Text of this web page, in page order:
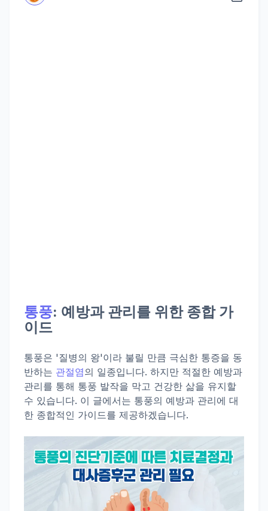
통풍: 예방과 관리를 위한 종합 가
이드
통풍은 '질병의 왕'이라 불릴 만큼 극심한 통증을 동
반하는 관절염의 일종입니다. 하지만 적절한 예방과
관리를 통해 통풍 발작을 막고 건강한 삶을 유지할
수 있습니다. 이 글에서는 통풍의 예방과 관리에 대
한 종합적인 가이드를 제공하겠습니다.